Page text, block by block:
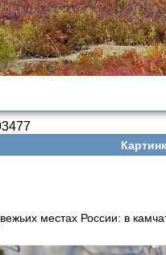
местах России: в